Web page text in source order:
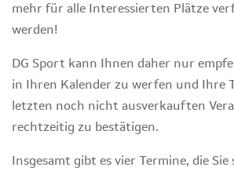
mehr für alle Interessierten Plätze
werden!
DG Sport kann Ihnen daher nur
in Ihren Kalender zu werfen und Ihre
letzten noch nicht ausverkauften
rechtzeitig zu bestätigen.
Insgesamt gibt es vier Termine, die